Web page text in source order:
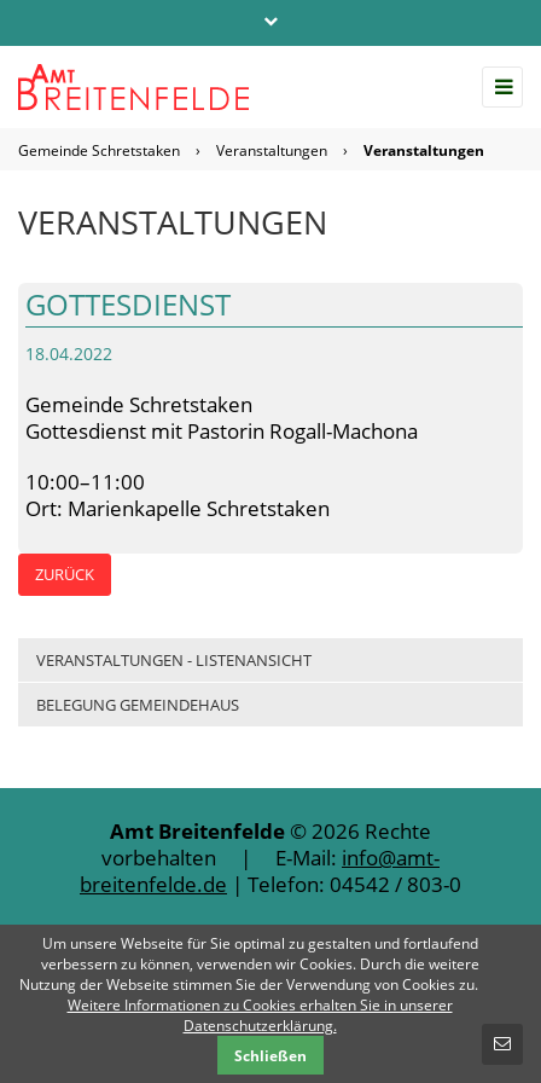
SCHNELLKONTAKT
E-Mail-Nachricht - Amt Breitenfelde
info@amt-breitenfelde.de
Gemeinde Schretstaken › Veranstaltungen › Veranstaltungen
VERANSTALTUNGEN
GOTTESDIENST
18.04.2022
Gemeinde Schretstaken
Gottesdienst mit Pastorin Rogall-Machona
10:00–11:00
Ort: Marienkapelle Schretstaken
ZURÜCK
VERANSTALTUNGEN - LISTENANSICHT
BELEGUNG GEMEINDEHAUS
Amt Breitenfelde © 2026 Rechte
vorbehalten | E-Mail: info@amt-
breitenfelde.de | Telefon: 04542 / 803-0
Impressum
Datenschutz Kontakt
Um unsere Webseite für Sie optimal zu gestalten und fortlaufend
verbessern zu können, verwenden wir Cookies. Durch die weitere
Nutzung der Webseite stimmen Sie der Verwendung von Cookies zu.
Weitere Informationen zu Cookies erhalten Sie in unserer
Datenschutzerklärung.
Schließen